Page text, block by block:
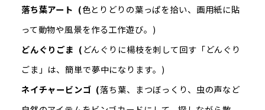
落ち葉アート (色とりどりの葉っぱを拾い、画用紙に貼
って動物や風景を作る工作遊び。)
どんぐりごま (どんぐりに楊枝を刺して回す「どんぐり
ごま」は、簡単で夢中になります。)
ネイチャービンゴ (落ち葉、まつぼっくり、虫の声など